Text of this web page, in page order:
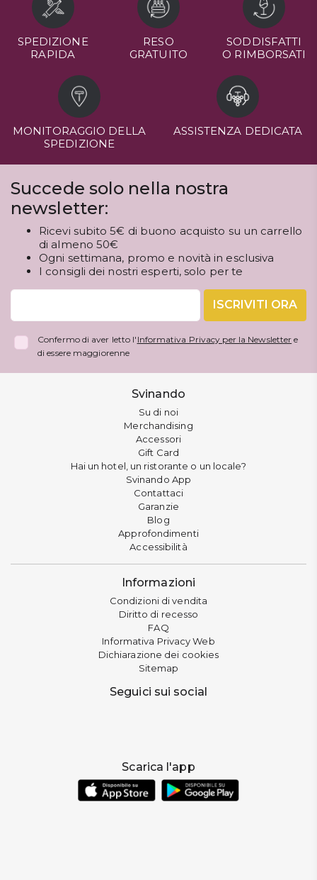
SPEDIZIONE
RAPIDA
RESO
GRATUITO
SODDISFATTI
O RIMBORSATI
MONITORAGGIO DELLA
SPEDIZIONE
ASSISTENZA DEDICATA
Succede solo nella nostra
newsletter:
Ricevi subito 5€ di buono acquisto su un carrello
di almeno 50€
Ogni settimana, promo e novità in esclusiva
I consigli dei nostri esperti, solo per te
ISCRIVITI ORA
Confermo di aver letto l' Informativa Privacy per la Newsletter e
di essere maggiorenne
Svinando
Su di noi
Merchandising
Accessori
Gift Card
Hai un hotel, un ristorante o un locale?
Svinando App
Contattaci
Garanzie
Blog
Approfondimenti
Accessibilità
Informazioni
Condizioni di vendita
Diritto di recesso
FAQ
Informativa Privacy Web
Dichiarazione dei cookies
Sitemap
Seguici sui social
Scarica l'app